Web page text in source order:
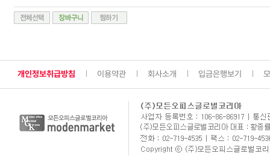
개인정보취급방침 이용약관 회사소개 입금은행보기